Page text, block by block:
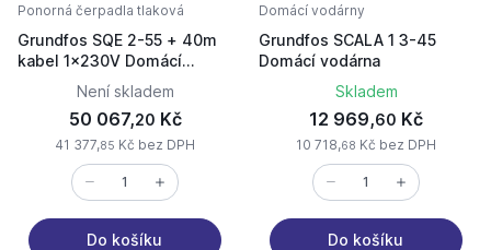
Ponorná čerpadla tlaková
Grundfos SQE 2-55 + 40m
kabel 1x230V Domácí
vodárna 96524505
Není skladem
50 067,20 Kč
41 377,85 Kč bez DPH
Do košíku
Domácí vodárny
Grundfos SCALA 1 3-45
Domácí vodárna
Skladem
12 969,60 Kč
10 718,68 Kč bez DPH
Do košíku